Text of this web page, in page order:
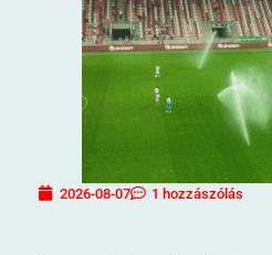
2026-08-07 1 hozzászólás